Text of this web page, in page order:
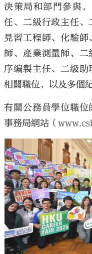
決策局和部門參與
任、二級行政主任、
見習工程師、化驗
師、產業測量師、
序編製主任、二級
相關職位，以及多個
有關公務員學位職位
事務局網站（